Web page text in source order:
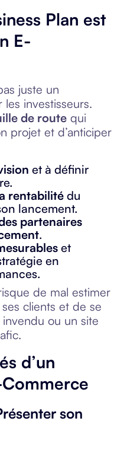
Plan est
E-
juste un
investisseurs.
de route qui
projet et d’anticiper
et à définir
rentabilité du
lancement.
partenaires
.
et
en
de mal estimer
clients et de se
ou un site
d’un
Commerce
son